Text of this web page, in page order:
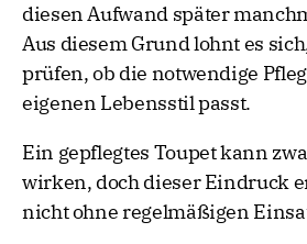
diesen Aufwand später
Aus diesem Grund lohnt es
prüfen, ob die notwendige
eigenen Lebensstil passt.
Ein gepflegtes Toupet kann
wirken, doch dieser Eindruck
nicht ohne regelmäßigen